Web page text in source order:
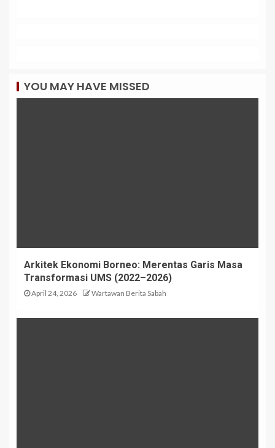
YOU MAY HAVE MISSED
Arkitek Ekonomi Borneo: Merentas Garis Masa
Transformasi UMS (2022–2026)
April 24, 2026 Wartawan Berita Sabah